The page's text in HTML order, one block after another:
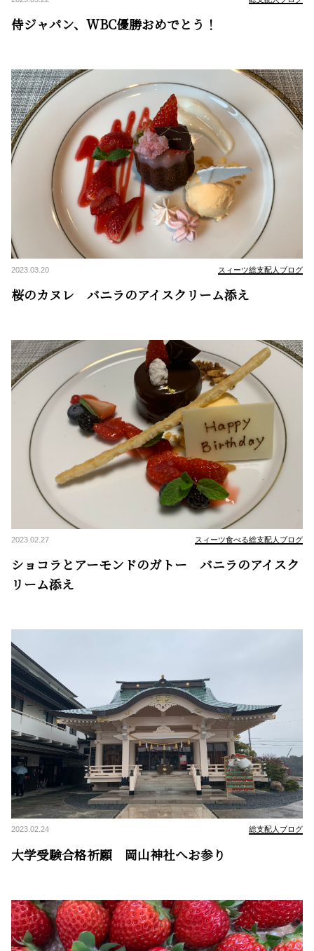
侍ジャパン、WBC優勝おめでとう！
2023.03.20 スィーツ総支配人ブログ
桜のカヌレ バニラのアイスクリーム添え
2023.02.27 スィーツ食べる総支配人ブログ
ショコラとアーモンドのガトー バニラのアイスク
リーム添え
2023.02.24 総支配人ブログ
大学受験合格祈願 岡山神社へお参り